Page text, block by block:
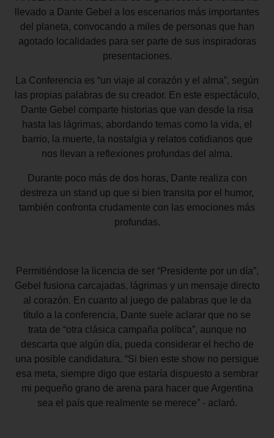
llevado a Dante Gebel a los escenarios más importantes
del planeta, convocando a miles de personas que han
agotado localidades para ser parte de sus inspiradoras
presentaciones.
La Conferencia es “un viaje al corazón y el alma”, según
las propias palabras de su creador. En este espectáculo,
Dante Gebel comparte historias que van desde la risa
hasta las lágrimas, abordando temas como la vida, el
barrio, la muerte, la nostalgia y relatos cotidianos que
nos llevan a reflexiones profundas del alma.
Durante poco más de dos horas, Dante realiza con
destreza un stand up que si bien transita por el humor,
también confronta crudamente con las emociones más
profundas.
Permitiéndose la licencia de ser “Presidente por un día”,
Gebel fusiona carcajadas, lágrimas y un mensaje directo
al corazón. En cuanto al juego de palabras que le da
título a la conferencia, Dante suele aclarar que no se
trata de “otra clásica campaña política”, aunque no
descarta que algún día, pueda considerar el
hecho de
una posible candidatura. “Si bien este show no persigue
esa meta, siempre digo que estaría dispuesto a sembrar
mi pequeño grano de arena para hacer que Argentina
sea el país que realmente se merece” - aclaró.